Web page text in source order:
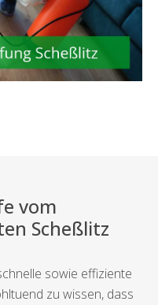
vom
Scheßlitz
sowie effiziente
zu wissen, dass